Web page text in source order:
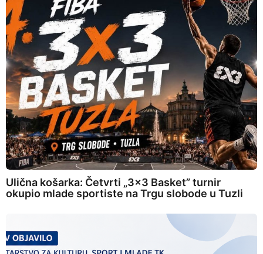
Ulična košarka: Četvrti „3×3 Basket” turnir
okupio mlade sportiste na Trgu slobode u Tuzli